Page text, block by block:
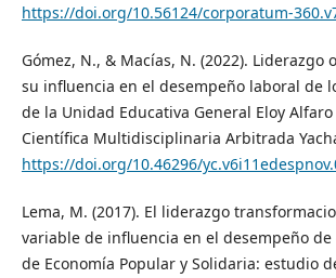
https://doi.org/10.56124/corporatum-
Gómez, N., & Macías, N. (2022). Liderazgo
su influencia en el desempeño laboral de
de la Unidad Educativa General Eloy Alfaro
Científica Multidisciplinaria Arbitrada
https://doi.org/10.46296/
Lema, M. (2017). El liderazgo
variable de influencia en el desempeño
de Economía Popular y Solidaria: estudio